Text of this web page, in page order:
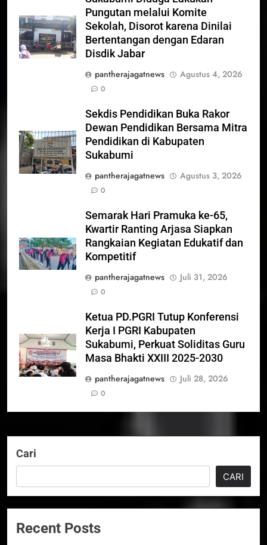
Pungutan melalui Komite
Sekolah, Disorot karena Dinilai
Bertentangan dengan Edaran
Disdik Jabar
pantherajagatnews
Agustus 4, 2026
0
Sekdis Pendidikan Buka Rakor
Dewan Pendidikan Bersama Mitra
Pendidikan di Kabupaten
Sukabumi
pantherajagatnews
Agustus 3, 2026
0
Semarak Hari Pramuka ke-65,
Kwartir Ranting Arjasa Siapkan
Rangkaian Kegiatan Edukatif dan
Kompetitif
pantherajagatnews
Juli 31, 2026
0
Ketua PD.PGRI Tutup Konferensi
Kerja I PGRI Kabupaten
Sukabumi, Perkuat Soliditas Guru
Masa Bhakti XXIII 2025-2030
pantherajagatnews
Juli 28, 2026
0
Cari
CARI
Recent Posts